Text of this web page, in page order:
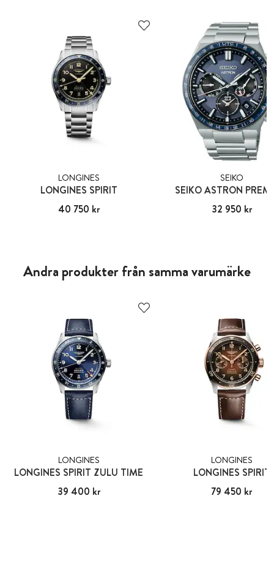
LONGINES
LONGINES SPIRIT
Pris:40 750 kr
40 750 kr
SEIKO
SEIKO ASTRON
Pris:32 950 kr
32 950 kr
Andra produkter från samma varumärke
LONGINES
LONGINES SPIRIT ZULU TIME
Pris:39 400 kr
39 400 kr
LONGINES
LONGINES SPIRIT
Pris: 79 450 kr
79 450 kr